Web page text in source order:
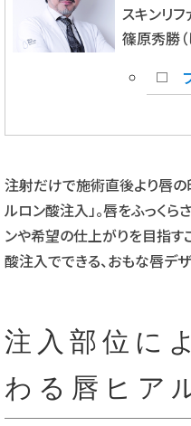
スキンリフ
篠原秀勝
注射だけで施術直後より唇の
ルロン酸注入」。唇をふっくら
ンや希望の仕上がりを目指す
酸注入でできる、おもな唇デ
注入部位に
わる唇ヒア